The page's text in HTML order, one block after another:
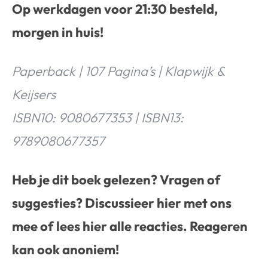
Op werkdagen voor 21:30 besteld,
morgen in huis!
Paperback | 107 Pagina’s | Klapwijk &
Keijsers
ISBN10: 9080677353 | ISBN13:
9789080677357
Heb je dit boek gelezen? Vragen of
suggesties? Discussieerhiermet ons
mee of leeshieralle reacties. Reageren
kan ook anoniem!